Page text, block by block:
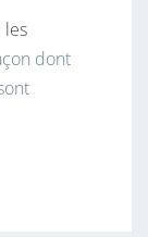
les
dont